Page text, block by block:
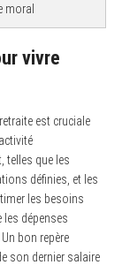
moral
vivre
est cruciale
telles que les
définies, et les
les besoins
les dépenses
bon repère
son dernier salaire